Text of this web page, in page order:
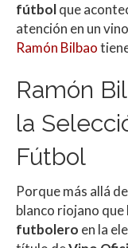
fútbolque
atención en un
Ramón Bilbao
Ramón
la
Fútbol
Porque más allá
blanco riojano que
futbolero en la